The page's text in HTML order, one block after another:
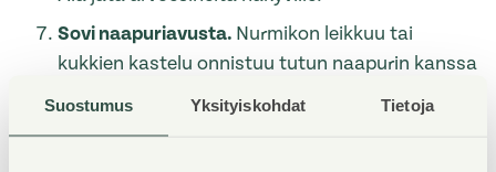
Suostumus Yksityiskohdat Tietoja
Sovi naapuriavusta. Nurmikon leikkuu tai
kukkien kastelu onnistuu tutun naapurin kanssa
vuoroapuna tai sitä voi tarjota kesätyönä